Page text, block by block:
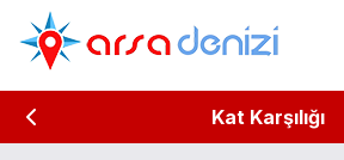
Kat Karşılığı